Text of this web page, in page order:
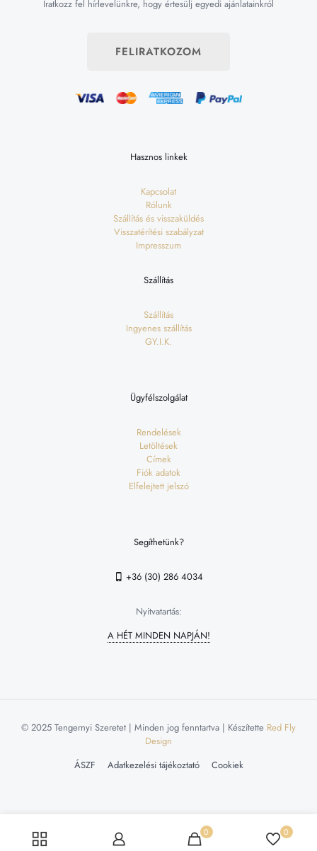
Iratkozz fel hírlevelünkre, hogy értesülj egyedi ajánlatainkról
FELIRATKOZOM
Hasznos linkek
Kapcsolat
Rólunk
Szállítás és visszaküldés
Visszatérítési szabályzat
Impresszum
Szállítás
Szállítás
Ingyenes szállítás
GY.I.K.
Ügyfélszolgálat
Rendelések
Letöltések
Címek
Fiók adatok
Elfelejtett jelszó
Segíthetünk?
+36 (30) 286 4034
Nyitvatartás:
A HÉT MINDEN NAPJÁN!
© 2025 Tengernyi Szeretet | Minden jog fenntartva | Készítette Red Fly
Design
ÁSZF
Adatkezelési tájékoztató Cookiek
0 0